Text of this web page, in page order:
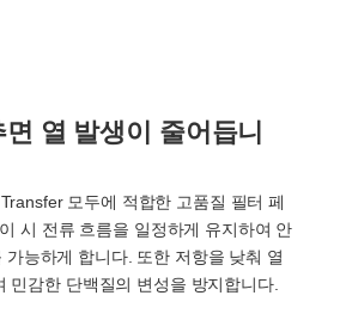
열 발생이 줄어듭니
모두에 적합한 고품질 필터 페
시 전류 흐름을 일정하게 유지하여 안
가능하게 합니다. 또한 저항을 낮춰 열
민감한 단백질의 변성을 방지합니다.